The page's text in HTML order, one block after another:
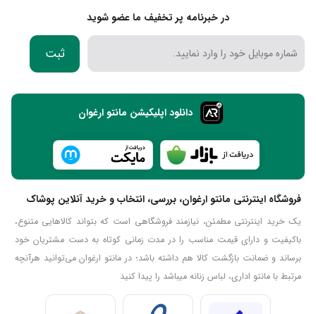
در خبرنامه پر تخفیف ما عضو شوید
ثبت
دانلود اپلیکیشن مانتو ارغوان
فروشگاه اینترنتی مانتو ارغوان، بررسی، انتخاب و خرید آنلاین پوشاک
یک خرید اینترنتی مطمئن، نیازمند فروشگاهی است که بتواند کالاهایی متنوع،
باکیفیت و دارای قیمت مناسب را در مدت زمانی کوتاه به دست مشتریان خود
برساند و ضمانت بازگشت کالا هم داشته باشد؛ در مانتو ارغوان می‌توانید هرآنچه
مرتبط با مانتو اداری، لباس زنانه میباشد را پیدا کنید